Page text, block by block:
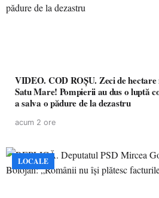
VIDEO. COD ROȘU. Zeci de hectare mistuite de flăcări în
Satu Mare! Pompierii au dus o luptă
a salva o pădure de la dezastru
acum 2 ore
LOCALE